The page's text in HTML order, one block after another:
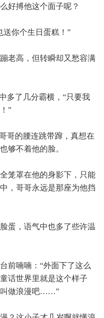
好搏他这个面子呢？
你个生日蛋糕！”
老高，但转瞬却又愁容满
多了几分霸横，“只要我
”
哥的腰连跳带蹿，真想在
够不着他的脸。
笼罩在他的身影下，只能
，哥哥永远是那座为他挡
蛋，语气中也多了些许温
前喃喃：“外面下了这么
话世界里就是这个样子
做浪漫吧……”